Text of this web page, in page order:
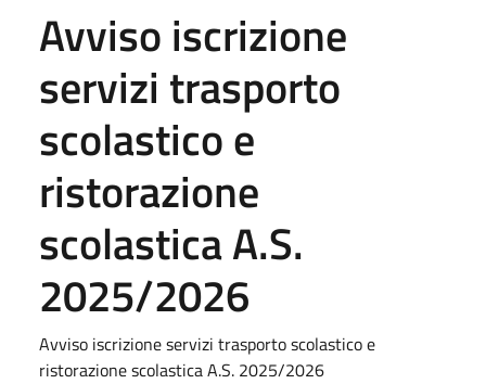
Avviso iscrizione
servizi trasporto
scolastico e
ristorazione
scolastica A.S.
2025/2026
Avviso iscrizione servizi trasporto scolastico e
ristorazione scolastica A.S. 2025/2026